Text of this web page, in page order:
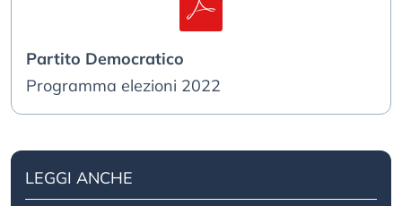
Partito Democratico
Programma elezioni 2022
LEGGI ANCHE